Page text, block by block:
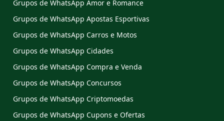
Grupos de WhatsApp Amor e Romance
Grupos de WhatsApp Apostas Esportivas
Grupos de WhatsApp Carros e Motos
Grupos de WhatsApp Cidades
Grupos de WhatsApp Compra e Venda
Grupos de WhatsApp Concursos
Grupos de WhatsApp Criptomoedas
Grupos de WhatsApp Cupons e Ofertas